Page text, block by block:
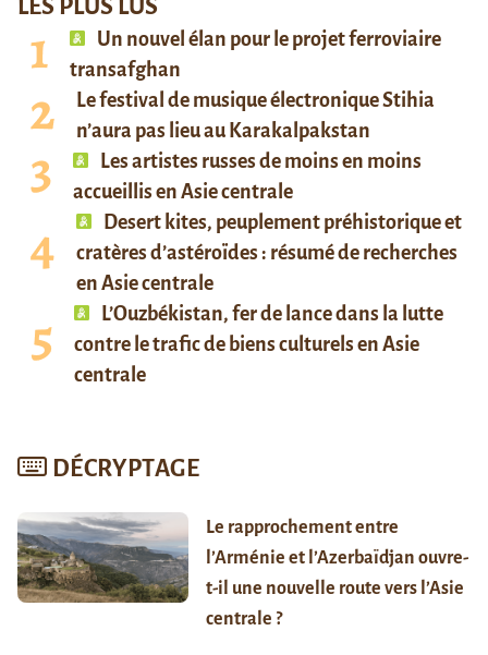
LES PLUS LUS
Un nouvel élan pour le projet ferroviaire
transafghan
Le festival de musique électronique Stihia
n’aura pas lieu au Karakalpakstan
Les artistes russes de moins en moins
accueillis en Asie centrale
Desert kites, peuplement préhistorique et
cratères d’astéroïdes : résumé de recherches
en Asie centrale
L’Ouzbékistan, fer de lance dans la lutte
contre le trafic de biens culturels en Asie
centrale
DÉCRYPTAGE
Le rapprochement entre
l’Arménie et l’Azerbaïdjan ouvre-
t-il une nouvelle route vers l’Asie
centrale ?